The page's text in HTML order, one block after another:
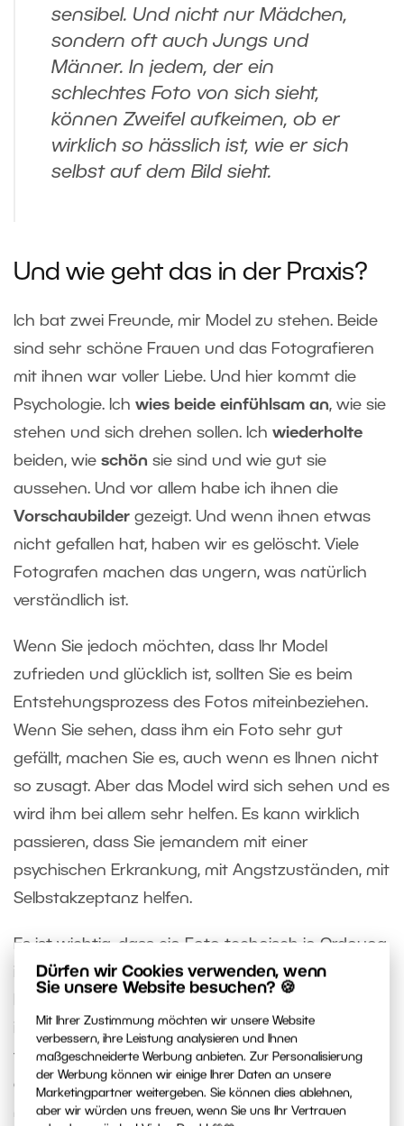
Dürfen wir Cookies verwenden, wenn
Sie unsere Website besuchen? 🍪
Mit Ihrer Zustimmung möchten wir unsere Website
verbessern, ihre Leistung analysieren und Ihnen
maßgeschneiderte Werbung anbieten. Zur Personalisierung
der Werbung können wir einige Ihrer Daten an unsere
Marketingpartner weitergeben. Sie können dies ablehnen,
aber wir würden uns freuen, wenn Sie uns Ihr Vertrauen
sensibel. Und nicht nur Mädchen,
sondern oft auch Jungs und
Männer. In jedem, der ein
schlechtes Foto von sich sieht,
können Zweifel aufkeimen, ob er
wirklich so hässlich ist, wie er sich
selbst auf dem Bild sieht.
Und wie geht das in der Praxis?
Ich bat zwei Freunde, mir Model zu stehen. Beide
sind sehr schöne Frauen und das Fotografieren
mit ihnen war voller Liebe. Und hier kommt die
Psychologie. Ich wies beide einfühlsam an, wie sie
stehen und sich drehen sollen. Ich wiederholte
beiden, wie schön sie sind und wie gut sie
aussehen. Und vor allem habe ich ihnen die
Vorschaubilder gezeigt. Und wenn ihnen etwas
nicht gefallen hat, haben wir es gelöscht. Viele
Fotografen machen das ungern, was natürlich
verständlich ist.
Wenn Sie jedoch möchten, dass Ihr Model
zufrieden und glücklich ist, sollten Sie es beim
Entstehungsprozess des Fotos miteinbeziehen.
Wenn Sie sehen, dass ihm ein Foto sehr gut
gefällt, machen Sie es, auch wenn es Ihnen nicht
so zusagt. Aber das Model wird sich sehen und es
wird ihm bei allem sehr helfen. Es kann wirklich
passieren, dass Sie jemandem mit einer
psychischen Erkrankung, mit Angstzuständen, mit
Selbstakzeptanz helfen.
Es ist wichtig, dass ein Foto technisch in Ordnung
ist, aber gleichzeitig ist es wichtig, eine schöne
in seiner schönsten Form . Wenn Sie nur die
technische Richtigkeit des Fotos betrachten und
das menschliche Element vergessen, dann
machen Sie kein gutes Porträt. Und obwohl es